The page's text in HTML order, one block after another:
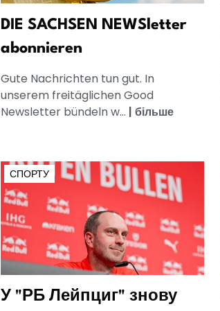
DIE SACHSEN NEWSletter
abonnieren
Gute Nachrichten tun gut. In
unserem freitäglichen Good
Newsletter bündeln w... | більше
СПОРТУ
У "РБ Лейпциг" знову